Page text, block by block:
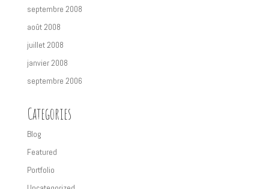
septembre 2008
août 2008
juillet 2008
janvier 2008
septembre 2006
Categories
Blog
Featured
Portfolio